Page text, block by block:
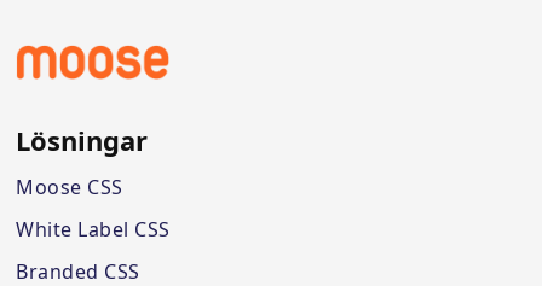
Lösningar
Moose CSS
White Label CSS
Branded CSS